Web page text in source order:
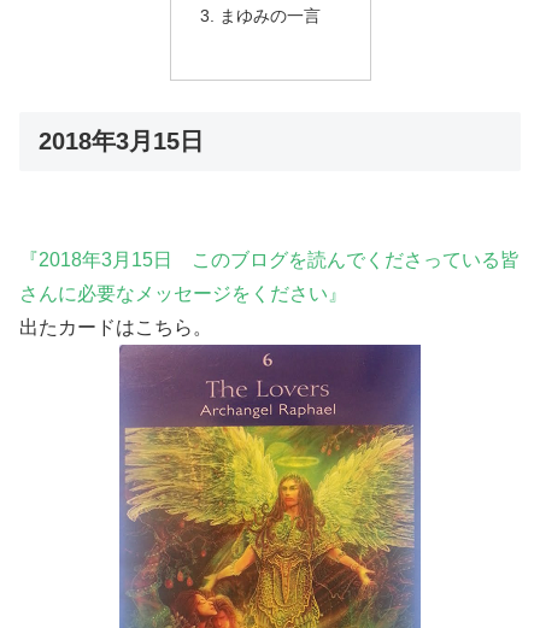
まゆみの一言
2018年3月15日
『2018年3月15日 このブログを読んでくださっている皆
さんに必要なメッセージをください』
出たカードはこちら。